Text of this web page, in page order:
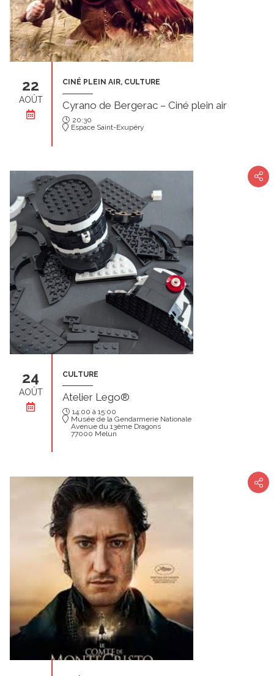
22
AOÛT
CINÉ PLEIN AIR, CULTURE
Cyrano de Bergerac – Ciné plein air
20:30
Espace Saint-Exupéry
24
AOÛT
CULTURE
Atelier Lego®
14:00 à 15:00
Musée de la Gendarmerie Nationale
Avenue du 13ème Dragons
77000 Melun